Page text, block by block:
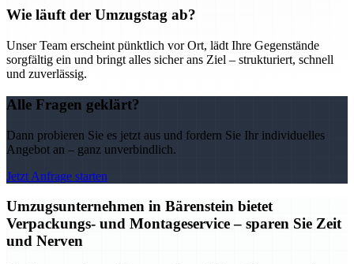
Wie läuft der Umzugstag ab?
Unser Team erscheint pünktlich vor Ort, lädt Ihre Gegenstände
sorgfältig ein und bringt alles sicher ans Ziel – strukturiert, schnell
und zuverlässig.
Alle Fragen geklärt?
Dann probieren Sie es jetzt aus und fordern Sie Ihr individuelles
Angebot an – ganz unverbindlich.
Jetzt Anfrage starten
Umzugsunternehmen in Bärenstein bietet
Verpackungs- und Montageservice – sparen Sie Zeit
und Nerven